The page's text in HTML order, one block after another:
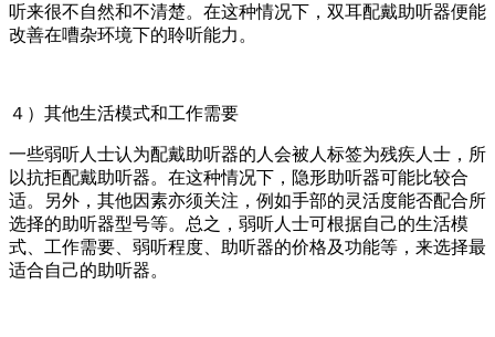
听来很不自然和不清楚。在这种情况下，双耳配戴助听器便能
改善在嘈杂环境下的聆听能力。
４）其他生活模式和工作需要
一些弱听人士认为配戴助听器的人会被人标签为残疾人士，所
以抗拒配戴助听器。在这种情况下，隐形助听器可能比较合
适。另外，其他因素亦须关注，例如手部的灵活度能否配合所
选择的助听器型号等。总之，弱听人士可根据自己的生活模
式、工作需要、弱听程度、助听器的价格及功能等，来选择最
适合自己的助听器。